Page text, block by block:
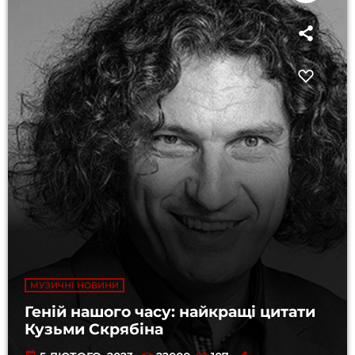
МУЗИЧНІ НОВИНИ
Геній нашого часу: найкращі цитати
Кузьми Скрябіна